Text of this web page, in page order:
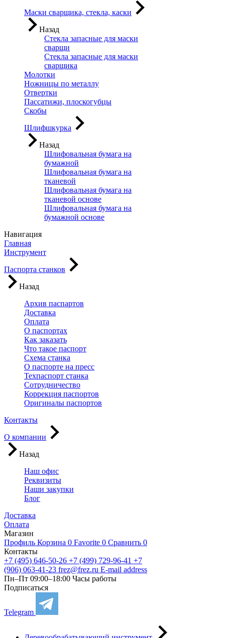
Маски сварщика, стекла, каски
Назад
Стекла запасные для маски
сварщи
Стекла запасные для маски
сварщика
Молотки
Ножницы по металлу
Отвертки
Пассатижи, плоскогубцы
Скобы
Шлифшкурка
Назад
Шлифовальная бумага на
бумажной
Шлифовальная бумага на
тканевой
Шлифовальная бумага на
тканевой основе
Шлифовальная бумага на
бумажной основе
Навигация
Главная
Инструмент
Паспорта станков
Назад
Архив паспартов
Доставка
Оплата
О паспортах
Как заказать
Что такое паспорт
Схема станка
О паспорте на пресс
Техпаспорт станка
Сотрудничество
Коррекция паспортов
Оригиналы паспортов
Контакты
О компании
Назад
Наш офис
Реквизиты
Наши закупки
Блог
Доставка
Оплата
Магазин
Профиль Корзина 0 Favorite 0 Сравнить 0
Контакты
+7 (495) 646-50-26 +7 (499) 729-96-41 +7
(906) 063-41-23 frez@frez.ru E-mail address
Пн–Пт 09:00–18:00 Часы работы
Подписаться
Telegram